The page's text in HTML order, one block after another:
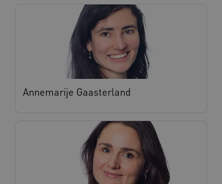
Annemarije Gaasterland